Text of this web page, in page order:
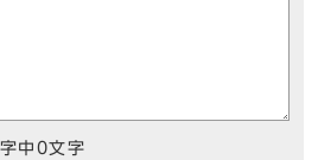
中 0文字